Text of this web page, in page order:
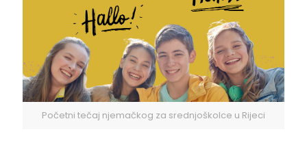
Početni tečaj njemačkog za srednjoškolce u Rijeci